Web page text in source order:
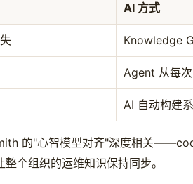
AI 方式
Knowledge
Agent 从每
AI 自动构建
的"心智模型对齐"深度相关
个组织的运维知识保持同步。